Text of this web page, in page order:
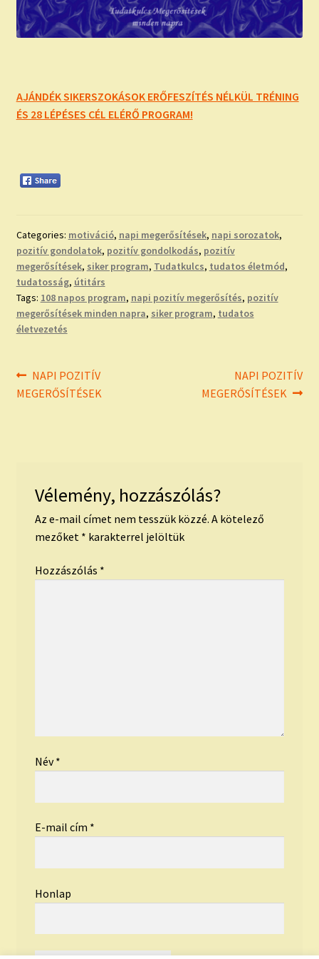
AJÁNDÉK SIKERSZOKÁSOK ERŐFESZÍTÉS NÉLKÜL TRÉNING
ÉS 28 LÉPÉSES CÉL ELÉRŐ PROGRAM!
Categories: motiváció, napi megerősítések, napi sorozatok,
pozitív gondolatok, pozitív gondolkodás, pozitív
megerősítések, siker program, Tudatkulcs, tudatos életmód,
tudatosság, útitárs
Tags: 108 napos program, napi pozitív megerősítés, pozitív
megerősítések minden napra, siker program, tudatos
életvezetés
Bejegyzés
navigáció
Previous
post:
NAPI POZITÍV
MEGERŐSÍTÉSEK
Next
post:
NAPI POZITÍV
MEGERŐSÍTÉSEK
Vélemény, hozzászólás?
Az e-mail címet nem tesszük közzé. A kötelező
mezőket * karakterrel jelöltük
Hozzászólás *
Név*
E-mail cím *
Honlap